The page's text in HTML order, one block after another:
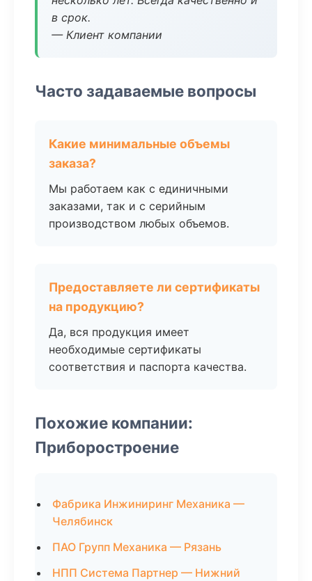
в срок.
— Клиент компании
Часто задаваемые вопросы
Какие минимальные объемы
заказа?
Мы работаем как с единичными
заказами, так и с серийным
производством любых объемов.
Предоставляете ли сертификаты
на продукцию?
Да, вся продукция имеет
необходимые сертификаты
соответствия и паспорта качества.
Похожие компании:
Приборостроение
Фабрика Инжиниринг Механика —
Челябинск
ПАО Групп Механика — Рязань
НПП Система Партнер — Нижний